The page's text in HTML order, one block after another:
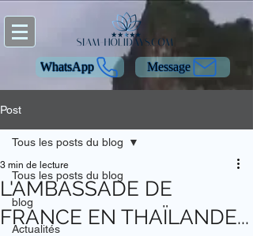
WhatsApp Message
Post
Tous les posts du blog
blog
Actualités
Tous les posts du blog
L'AMBASSADE DE
FRANCE EN THAÏLANDE...
3 min de lecture